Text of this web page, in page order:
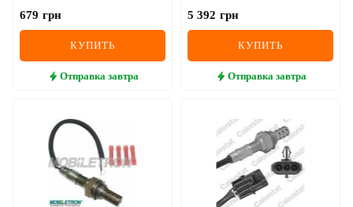
679 грн
КУПИТЬ
Отправка завтра
5 392 грн
КУПИТЬ
Отправка завтра